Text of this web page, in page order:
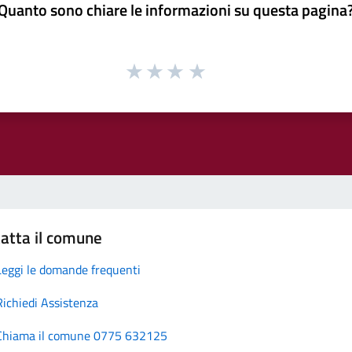
sono chiare le informazioni su questa
il comune
le domande frequenti
Assistenza
il comune 0775 632125